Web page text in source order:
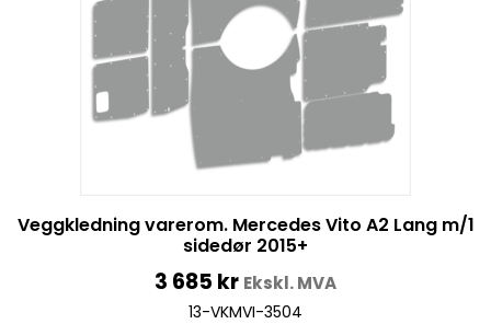
Veggkledning varerom. Mercedes Vito A2 Lang m/1
sidedør 2015+
3 685 kr Ekskl. MVA
13-VKMVI-3504